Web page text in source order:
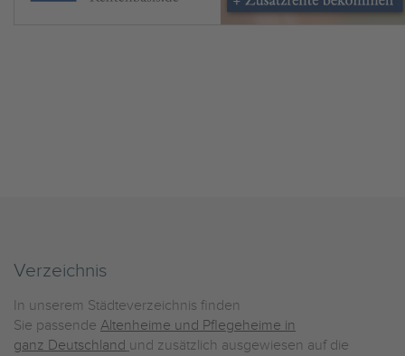
Verzeichnis
In unserem Städteverzeichnis finden
Sie passende Altenheime und Pflegeheime in
ganz Deutschland und zusätzlich ausgewiesen auf die